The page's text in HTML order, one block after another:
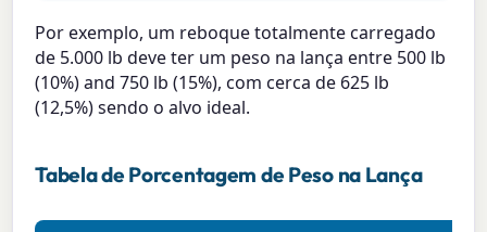
Por exemplo, um reboque totalmente carregado
de 5.000 lb deve ter um peso na lança entre 500 lb
(10%) and 750 lb (15%), com cerca de 625 lb
(12,5%) sendo o alvo ideal.
Tabela de Porcentagem de Peso na Lança